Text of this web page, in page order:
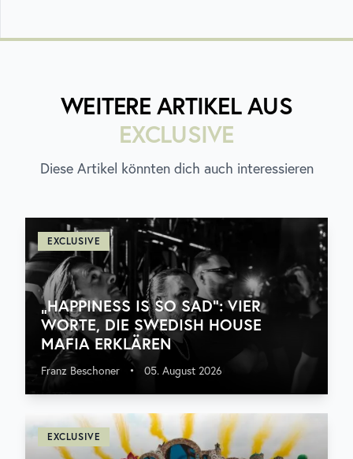
WEITERE ARTIKEL AUS
EXCLUSIVE
Diese Artikel könnten dich auch interessieren
EXCLUSIVE
„HAPPINESS IS SO SAD“: VIER
WORTE, DIE SWEDISH HOUSE
MAFIA ERKLÄREN
Franz Beschoner • 05. August 2026
EXCLUSIVE